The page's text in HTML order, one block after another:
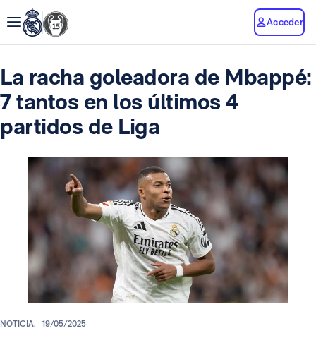
Acceder
La racha goleadora de Mbappé:
7 tantos en los últimos 4
partidos de Liga
NOTICIA. 19/05/2025